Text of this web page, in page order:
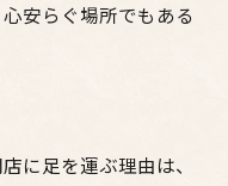
安らぐ場所でもある
に足を運ぶ理由は、